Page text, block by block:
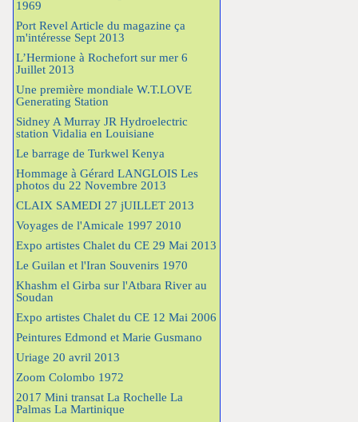
1969
Port Revel Article du magazine ça
m'intéresse Sept 2013
L’Hermione à Rochefort sur mer 6
Juillet 2013
Une première mondiale W.T.LOVE
Generating Station
Sidney A Murray JR Hydroelectric
station Vidalia en Louisiane
Le barrage de Turkwel Kenya
Hommage à Gérard LANGLOIS Les
photos du 22 Novembre 2013
CLAIX SAMEDI 27 jUILLET 2013
Voyages de l'Amicale 1997 2010
Expo artistes Chalet du CE 29 Mai 2013
Le Guilan et l'Iran Souvenirs 1970
Khashm el Girba sur l'Atbara River au
Soudan
Expo artistes Chalet du CE 12 Mai 2006
Peintures Edmond et Marie Gusmano
Uriage 20 avril 2013
Zoom Colombo 1972
2017 Mini transat La Rochelle La
Palmas La Martinique